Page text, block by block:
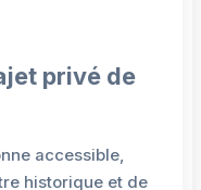
privé de
accessible,
historique et de